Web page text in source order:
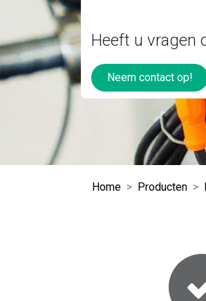
Heeft u vragen
Neem contact op!
Home Producten